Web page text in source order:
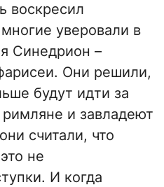
воскресил
уверовали в
Синедрион –
Они решили,
будут идти за
и завладеют
считали, что
не
И когда